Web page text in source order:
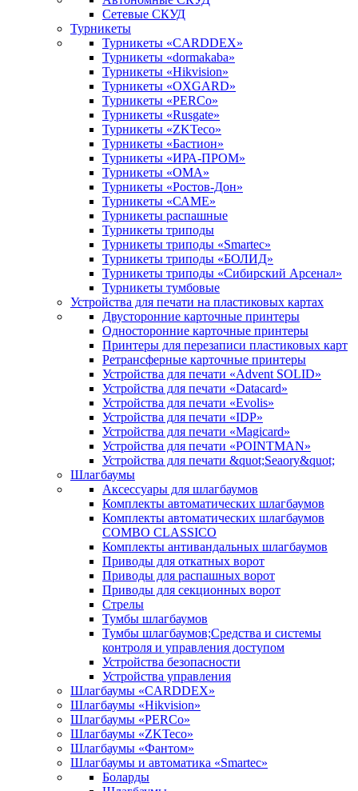
Сетевые СКУД
Турникеты
Турникеты «CARDDEX»
Турникеты «dormakaba»
Турникеты «Hikvision»
Турникеты «OXGARD»
Турникеты «PERCo»
Турникеты «Rusgate»
Турникеты «ZKTeco»
Турникеты «Бастион»
Турникеты «ИРА-ПРОМ»
Турникеты «ОМА»
Турникеты «Ростов-Дон»
Турникеты «САМЕ»
Турникеты распашные
Турникеты триподы
Турникеты триподы «Smartec»
Турникеты триподы «БОЛИД»
Турникеты триподы «Сибирский Арсенал»
Турникеты тумбовые
Устройства для печати на пластиковых картах
Двусторонние карточные принтеры
Односторонние карточные принтеры
Принтеры для перезаписи пластиковых карт
Ретрансферные карточные принтеры
Устройства для печати «Advent SOLID»
Устройства для печати «Datacard»
Устройства для печати «Evolis»
Устройства для печати «IDP»
Устройства для печати «Magicard»
Устройства для печати «POINTMAN»
Устройства для печати &quot;Seaory&quot;
Шлагбаумы
Аксессуары для шлагбаумов
Комплекты автоматических шлагбаумов
Комплекты автоматических шлагбаумов
COMBO CLASSICO
Комплекты антивандальных шлагбаумов
Приводы для откатных ворот
Приводы для распашных ворот
Приводы для секционных ворот
Стрелы
Тумбы шлагбаумов
Тумбы шлагбаумов;Средства и системы
контроля и управления доступом
Устройства безопасности
Устройства управления
Шлагбаумы «CARDDEX»
Шлагбаумы «Hikvision»
Шлагбаумы «PERCo»
Шлагбаумы «ZKTeco»
Шлагбаумы «Фантом»
Шлагбаумы и автоматика «Smartec»
Боларды